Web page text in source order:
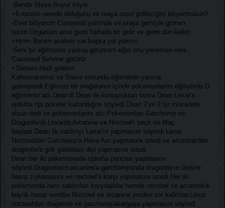
-Bende Steve.Buyur söyle.
+6.rozetin nerede olduğunu ve oraya nasıl gidileciğini biliyormusun?
-Evet biliyorum.Cianwood şehrinde ve oraya gemiyle gitmen
lazım.Üzgünüm ama gemi haftada bir gelir ve gemi dün kalktı.
+Hmm.Benim acelem var başka yol yokmu.
-Seni bir eğitmenin yanına götürcem eğer onu yenersen seni
Cianwood Şehrine götürür.
+Tamam.Hadi gidelim
Kahramanımız ve Steve sonunda eğitmenin yanına
gelmişlerdi.Eğitmen bir mağaranın içinde pokemonlarını eğitiyordu.O
eğitmenin adı Dean'di.Dean ile konuştuktan sonra Dean Lexar'a
ejderha tipi pokeler kullandığını söyledi.Dean 2'ye 2 bir mücadele
olsun dedi ve pokemonlarını attı.Pokemonları Garchomp ve
Dragonite'dı.Lexarda Arcanine ve Noctowl'ı seçti ve Maç
başladı.Dean ilk saldırıyı Lexar'ın yapmasını söyledi.Lexar
Noctowldan Garchomp'a Hava Ası yapmasını istedi ve arcanine'dan
dragonite'a gök gürültüsü dişi yapmasını istedi.
Dean her iki pokemonada ejderha pençesi yapmasını
söyledi.Dragonite'ın arcanine'a garchompunda dragonite'ın üstüne
basıp zıplamasını ve noctowl'a karşı yapmasını istedi.Her iki
pokemonda hem saldırıları karşıladılar hemde noctowl ve arcanine'a
büyük hasar verdiler.Noctowl ve arcanine yerden zor kalktılar.Lexar
noctowldan dragonite ve garchomp'akargaşa yapmasını söyledi